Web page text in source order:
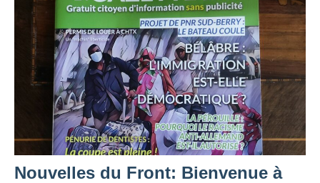
Nouvelles du Front: Bienvenue à